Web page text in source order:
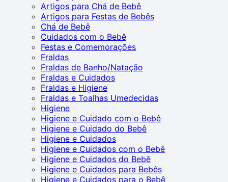
Artigos para Chá de Bebê
Artigos para Festas de Bebês
Chá de Bebê
Cuidados com o Bebê
Festas e Comemorações
Fraldas
Fraldas de Banho/Natação
Fraldas e Cuidados
Fraldas e Higiene
Fraldas e Toalhas Umedecidas
Higiene
Higiene e Cuidado com o Bebê
Higiene e Cuidado do Bebê
Higiene e Cuidados
Higiene e Cuidados com o Bebê
Higiene e Cuidados do Bebê
Higiene e Cuidados para Bebês
Higiene e Cuidados para o Bebê